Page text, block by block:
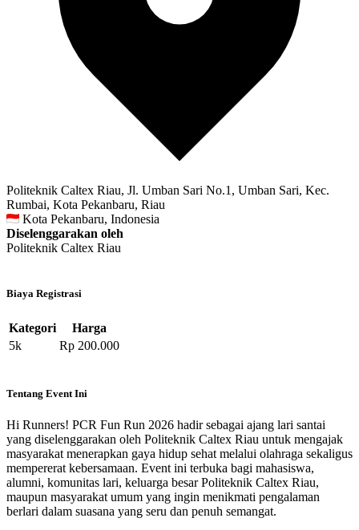
Politeknik Caltex Riau, Jl. Umban Sari No.1, Umban Sari, Kec.
Rumbai, Kota Pekanbaru, Riau
Kota Pekanbaru, Indonesia
Diselenggarakan oleh
Politeknik Caltex Riau
Biaya Registrasi
Kategori
Harga
5k
Rp 200.000
Tentang Event Ini
Hi Runners! PCR Fun Run 2026 hadir sebagai ajang lari santai
yang diselenggarakan oleh Politeknik Caltex Riau untuk mengajak
masyarakat menerapkan gaya hidup sehat melalui olahraga sekaligus
mempererat kebersamaan. Event ini terbuka bagi mahasiswa,
alumni, komunitas lari, keluarga besar Politeknik Caltex Riau,
maupun masyarakat umum yang ingin menikmati pengalaman
berlari dalam suasana yang seru dan penuh semangat.